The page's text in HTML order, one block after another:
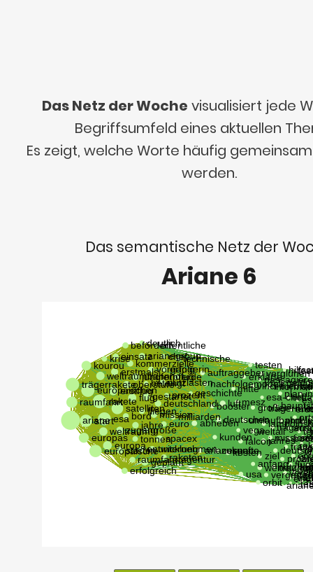
Das Netz der Woche visualisiert jede
Begriffsumfeld eines aktuellen
Es zeigt, welche Worte häufig
werden.
Das semantische Netz der
Ariane 6